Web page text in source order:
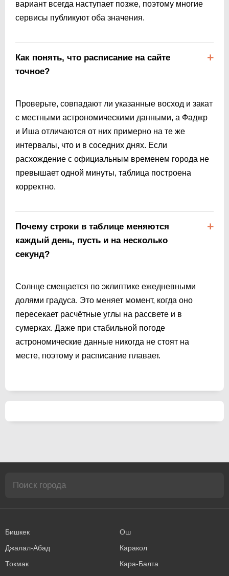
вариант всегда наступает позже, поэтому многие
сервисы публикуют оба значения.
Как понять, что расписание на сайте
точное?
Проверьте, совпадают ли указанные восход и закат
с местными астрономическими данными, а Фаджр
и Иша отличаются от них примерно на те же
интервалы, что и в соседних днях. Если
расхождение с официальным временем города не
превышает одной минуты, таблица построена
корректно.
Почему строки в таблице меняются
каждый день, пусть и на несколько
секунд?
Солнце смещается по эклиптике ежедневными
долями градуса. Это меняет момент, когда оно
пересекает расчётные углы на рассвете и в
сумерках. Даже при стабильной погоде
астрономические данные никогда не стоят на
месте, поэтому и расписание плавает.
Бишкек
Ош
Джалал-Абад
Каракол
Токмак
Кара-Балта